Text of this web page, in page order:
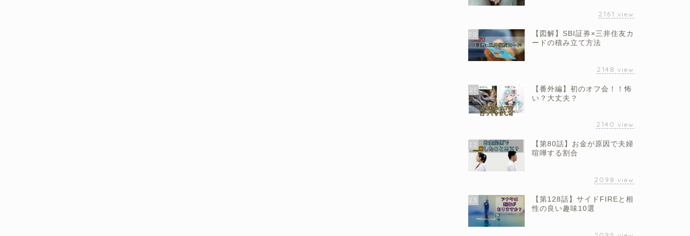
2161 view
20
【図解】SBI証券×三井住友カ
ードの積み立て方法
2148 view
21
【番外編】初のオフ会！！怖
い？大丈夫？
2140 view
22
【第80話】お金が原因で夫婦
喧嘩する割合
2098 view
23
【第128話】サイドFIREと相
性の良い趣味10選